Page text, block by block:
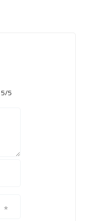
5/5